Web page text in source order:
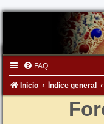
FAQ
Inicio Índice general